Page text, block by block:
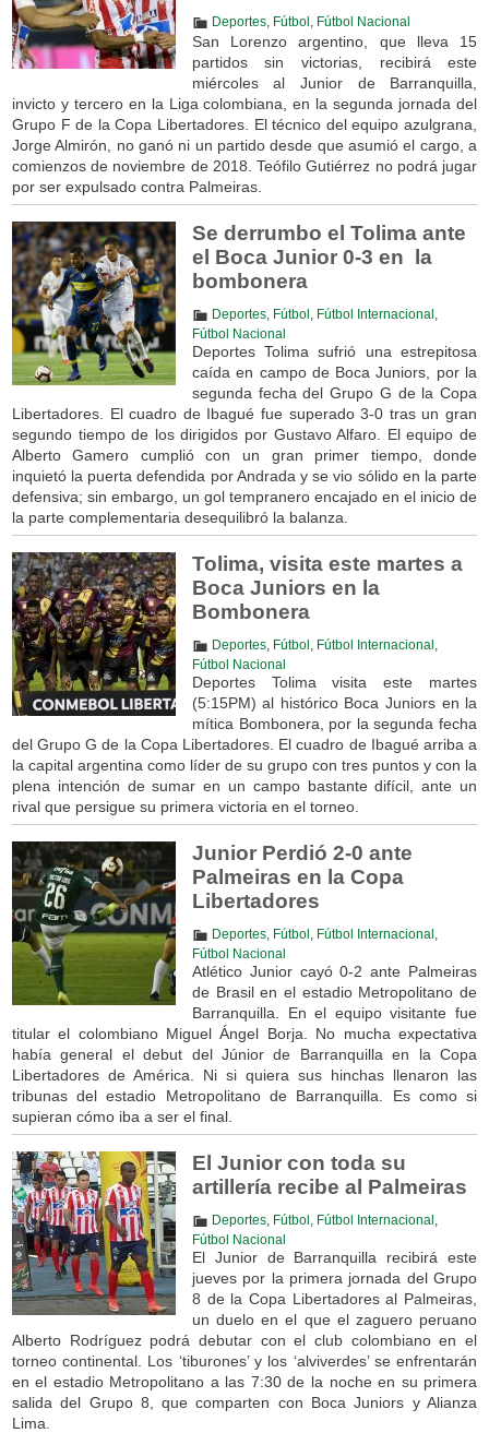
Deportes, Fútbol Fútbol Nacional
San Lorenzo argentino, que lleva 15
partidos sin victorias, recibirá este
miércoles al Junior de Barranquilla,
invicto y tercero en la Liga colombiana, en la segunda jornada del
Grupo F de la Copa Libertadores. El técnico del equipo azulgrana,
Jorge Almirón, no ganó ni un partido desde que asumió el cargo, a
comienzos de noviembre de 2018. Teófilo Gutiérrez no podrá jugar
por ser expulsado contra Palmeiras.
Se derrumbo el Tolima ante
el Boca Junior 0-3 en la
bombonera
Deportes, Fútbol Fútbol Internacional
Fútbol Nacional
Deportes Tolima sufrió una estrepitosa
caída en campo de Boca Juniors, por la
segunda fecha del Grupo G de la Copa
Libertadores. El cuadro de Ibagué fue superado 3-0 tras un gran
segundo tiempo de los dirigidos por Gustavo Alfaro. El equipo de
Alberto Gamero cumplió con un gran primer tiempo, donde
inquietó la puerta defendida por Andrada y se vio sólido en la parte
defensiva; sin embargo, un gol tempranero encajado en el inicio de
la parte complementaria desequilibró la balanza.
Tolima, visita este martes a
Boca Juniors en la
Bombonera
Deportes, Fútbol Fútbol Internacional
Fútbol Nacional
Deportes Tolima visita este martes
(5:15PM) al histórico Boca Juniors en la
mítica Bombonera, por la segunda fecha
del Grupo G de la Copa Libertadores. El cuadro de Ibagué arriba a
la capital argentina como líder de su grupo con tres puntos y con la
plena intención de sumar en un campo bastante difícil, ante un
rival que persigue su primera victoria en el torneo.
Junior Perdió 2-0 ante
Palmeiras en la Copa
Libertadores
Deportes, Fútbol Fútbol Internacional
Fútbol Nacional
Atlético Junior cayó 0-2 ante Palmeiras
de Brasil en el estadio Metropolitano de
Barranquilla. En el equipo visitante fue
titular el colombiano Miguel Ángel Borja. No mucha expectativa
había general el debut del Júnior de Barranquilla en la Copa
Libertadores de América. Ni si quiera sus hinchas llenaron las
tribunas del estadio Metropolitano de Barranquilla. Es como si
supieran cómo iba a ser el final.
El Junior con toda su
artillería recibe al Palmeiras
Deportes, Fútbol Fútbol Internacional
Fútbol Nacional
El Junior de Barranquilla recibirá este
jueves por la primera jornada del Grupo
8 de la Copa Libertadores al Palmeiras,
un duelo en el que el zaguero peruano
Alberto Rodríguez podrá debutar con el club colombiano en el
torneo continental. Los ‘tiburones’ y los ‘alviverdes’ se enfrentarán
en el estadio Metropolitano a las 7:30 de la noche en su primera
salida del Grupo 8, que comparten con Boca Juniors y Alianza
Lima.